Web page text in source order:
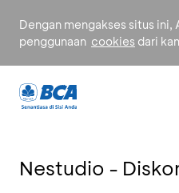
Dengan mengakses situs
penggunaan cookies dari
Nestudio -